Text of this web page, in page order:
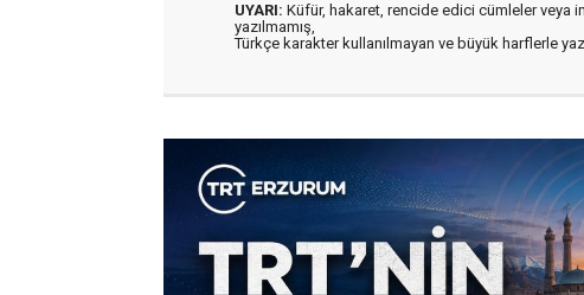
UYARI: Küfür, hakaret, rencide edici cümleler veya
yazılmamış,
Türkçe karakter kullanılmayan ve büyük harflerle